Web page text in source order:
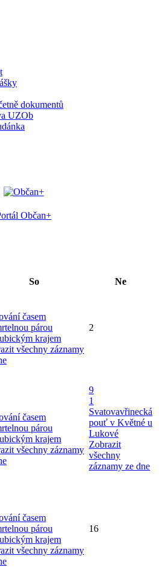
dokumentů
UZOb
Občan+
So Ne
časem
párou
krajem
všechny záznamy
2
časem
párou
krajem
všechny záznamy
9
1
Svatovavřinecká
pouť v Květné u
Lukové
Zobrazit
všechny
záznamy ze dne
časem
párou
krajem
všechny záznamy
16